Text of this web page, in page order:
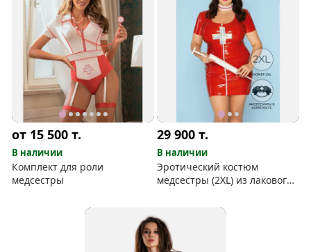
от 15 500т.
В наличии
Комплект для роли
медсестры
29 900т.
В наличии
Эротический костюм
медсестры (2XL) из лакового